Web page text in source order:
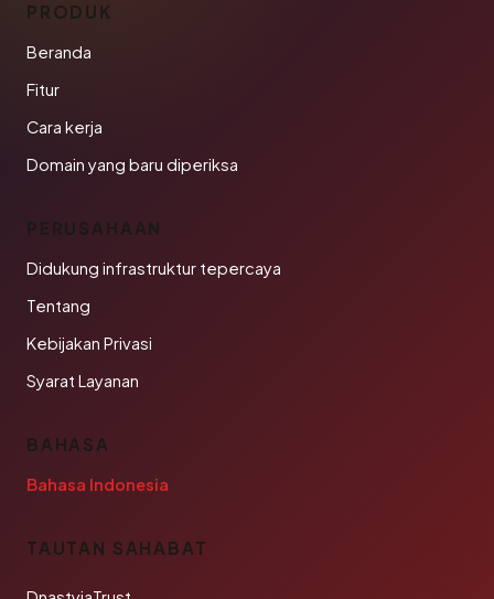
PRODUK
Beranda
Fitur
Cara kerja
Domain yang baru diperiksa
PERUSAHAAN
Didukung infrastruktur tepercaya
Tentang
Kebijakan Privasi
Syarat Layanan
BAHASA
Bahasa Indonesia
TAUTAN SAHABAT